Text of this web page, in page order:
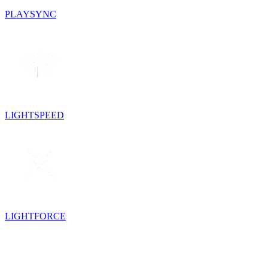
PLAYSYNC
LIGHTSPEED
LIGHTFORCE